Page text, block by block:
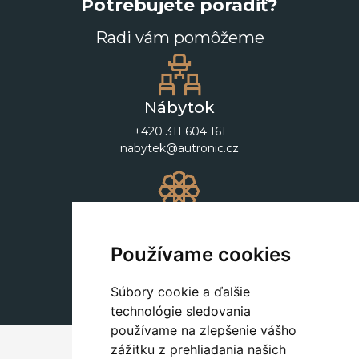
Používame cookies
Súbory cookie a ďalšie
technológie sledovania
používame na zlepšenie vášho
zážitku z prehliadania našich
Potrebujete poradiť?
Radi vám pomôžeme
Nábytok
+420 311 604 161
nabytek@autronic.cz
+420 311 604 182
dekorace@autronic.cz